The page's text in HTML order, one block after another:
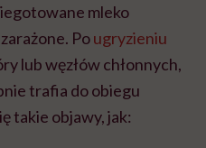
mleko
Pougryzieniu
lub węzłów chłonnych,
trafia do obiegu
takie objawy, jak: